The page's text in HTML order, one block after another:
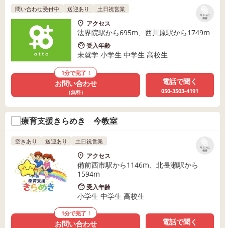
リストに
保存
問い合わせ受付中 送迎あり 土日祝営業
アクセス
法界院駅から695m、西川原駅から1749m
受入年齢
未就学 小学生 中学生 高校生
1分で完了！
お問い合わせ
（無料）
電話で聞く
050-3503-4191
療育支援きらめき 今教室
リストに
保存
空きあり 送迎あり 土日祝営業
アクセス
備前西市駅から1146m、北長瀬駅から
1594m
受入年齢
小学生 中学生 高校生
1分で完了！
お問い合わせ 電話で聞く